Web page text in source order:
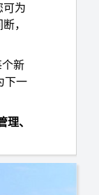
为
，
新
下一
、